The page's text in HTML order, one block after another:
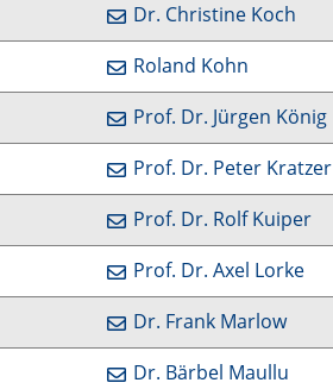
Dr. Christine Koch
Roland Kohn
Prof. Dr. Jürgen König
Prof. Dr. Peter Kratzer
Prof. Dr. Rolf Kuiper
Prof. Dr. Axel Lorke
Dr. Frank Marlow
Dr. Bärbel Maullu